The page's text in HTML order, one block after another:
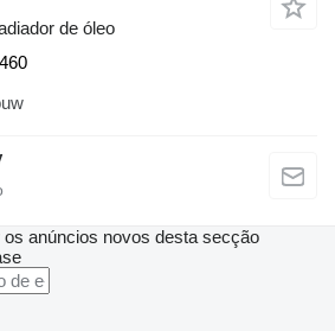
de óleo
anúncios novos desta secção